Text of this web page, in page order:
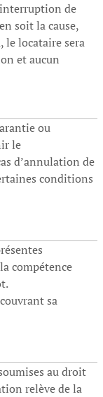
de
soit la cause,
le locataire sera
et aucun
ou
le
d’annulation de
conditions
compétence
sa
au droit
relève de la